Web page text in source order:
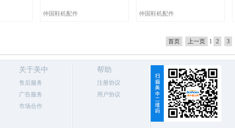
仲国鞋机配件 仲国鞋机配件
首页 上一页 1 2 3
关于美中
售后服务
广告服务
市场合作
帮助
注册协议
用户协议